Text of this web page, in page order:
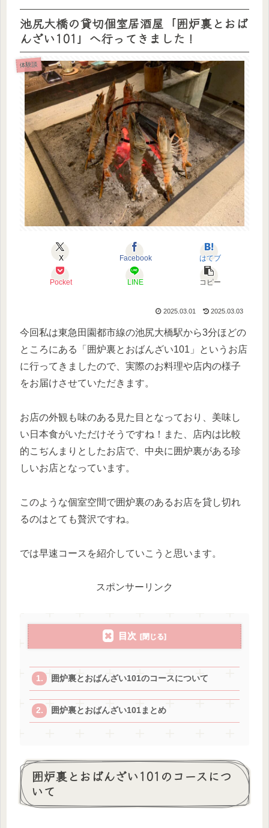
池尻大橋の貸切個室居酒屋「囲炉裏とおば
んざい101」へ行ってきました！
体験談
X Facebook はてブ
Pocket LINE コピー
2025.03.01 2025.03.03
今回私は東急田園都市線の池尻大橋駅から3分ほどの
ところにある「囲炉裏とおばんざい101」というお店
に行ってきましたので、実際のお料理や店内の様子
をお届けさせていただきます。
お店の外観も味のある見た目となっており、美味し
い日本食がいただけそうですね！また、店内は比較
的こぢんまりとしたお店で、中央に囲炉裏がある珍
しいお店となっています。
このような個室空間で囲炉裏のあるお店を貸し切れ
るのはとても贅沢ですね。
では早速コースを紹介していこうと思います。
スポンサーリンク
目次
囲炉裏とおばんざい101のコースについて
囲炉裏とおばんざい101まとめ
囲炉裏とおばんざい101のコースにつ
いて